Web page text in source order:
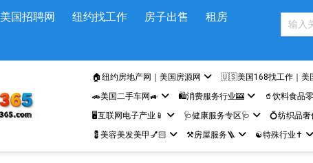
美国招聘网 纽约找工作 房子出售 租房
🏠纽约房地产网｜美国房源网 🇺🇸美国168找工作｜美
🚗美国二手车网🚙
🛍️消费服务行业🎰 🥤饮料食品
🖥️互联网电子产业📱
🩺健康服务专区🩺 💍纺织品奢
💈美容美发美甲💅🏻
⚒️房屋服务🪜 ☯️特殊行业✝️